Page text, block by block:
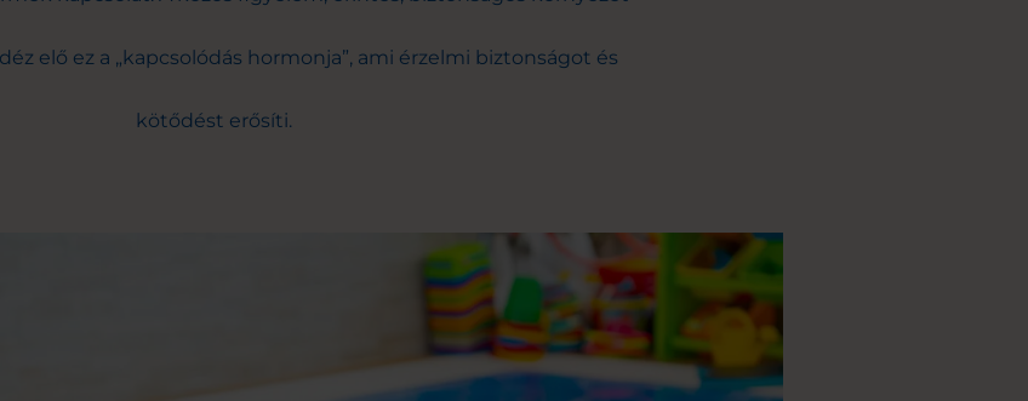
elő ez a „kapcsolódás hormonja”, ami érzelmi biztonságot és
kötődést erősíti.